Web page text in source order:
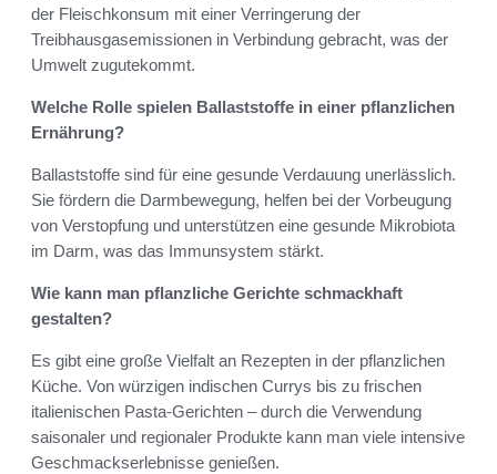
der Fleischkonsum mit einer Verringerung der
Treibhausgasemissionen in Verbindung gebracht, was der
Umwelt zugutekommt.
Welche Rolle spielen Ballaststoffe in einer pflanzlichen
Ernährung?
Ballaststoffe sind für eine gesunde Verdauung unerlässlich.
Sie fördern die Darmbewegung, helfen bei der Vorbeugung
von Verstopfung und unterstützen eine gesunde Mikrobiota
im Darm, was das Immunsystem stärkt.
Wie kann man pflanzliche Gerichte schmackhaft
gestalten?
Es gibt eine große Vielfalt an Rezepten in der pflanzlichen
Küche. Von würzigen indischen Currys bis zu frischen
italienischen Pasta-Gerichten – durch die Verwendung
saisonaler und regionaler Produkte kann man viele intensive
Geschmackserlebnisse genießen.